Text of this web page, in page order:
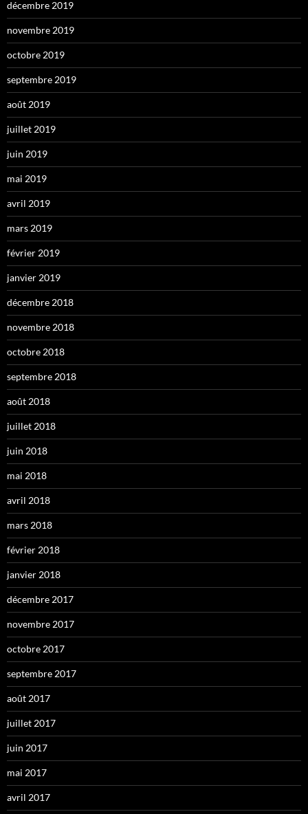
décembre 2019
novembre 2019
octobre 2019
septembre 2019
août 2019
juillet 2019
juin 2019
mai 2019
avril 2019
mars 2019
février 2019
janvier 2019
décembre 2018
novembre 2018
octobre 2018
septembre 2018
août 2018
juillet 2018
juin 2018
mai 2018
avril 2018
mars 2018
février 2018
janvier 2018
décembre 2017
novembre 2017
octobre 2017
septembre 2017
août 2017
juillet 2017
juin 2017
mai 2017
avril 2017